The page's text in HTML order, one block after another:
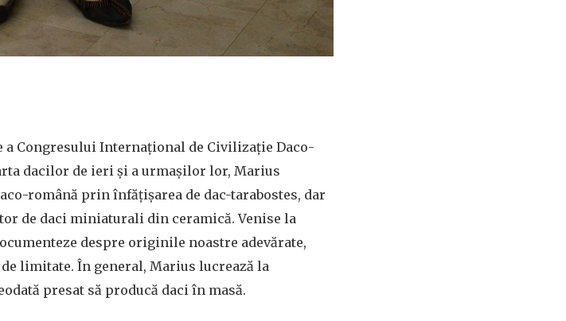
a Congresului Internațional de Civilizație Daco-
dacilor de ieri și a urmașilor lor, Marius
română prin înfățișarea de dac-tarabostes, dar
de daci miniaturali din ceramică. Venise la
despre originile noastre adevărate,
limitate. În general, Marius lucrează la
presat să producă daci în masă.